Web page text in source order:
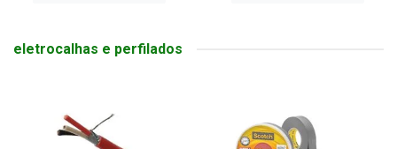
eletrocalhas e perfilados